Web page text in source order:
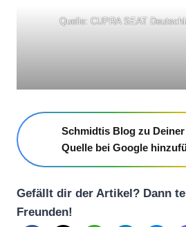
Quelle: CUPRA SEAT
Schmidtis Blog zu
Quelle bei Google
Gefällt dir der Artikel? Dann
Freunden!